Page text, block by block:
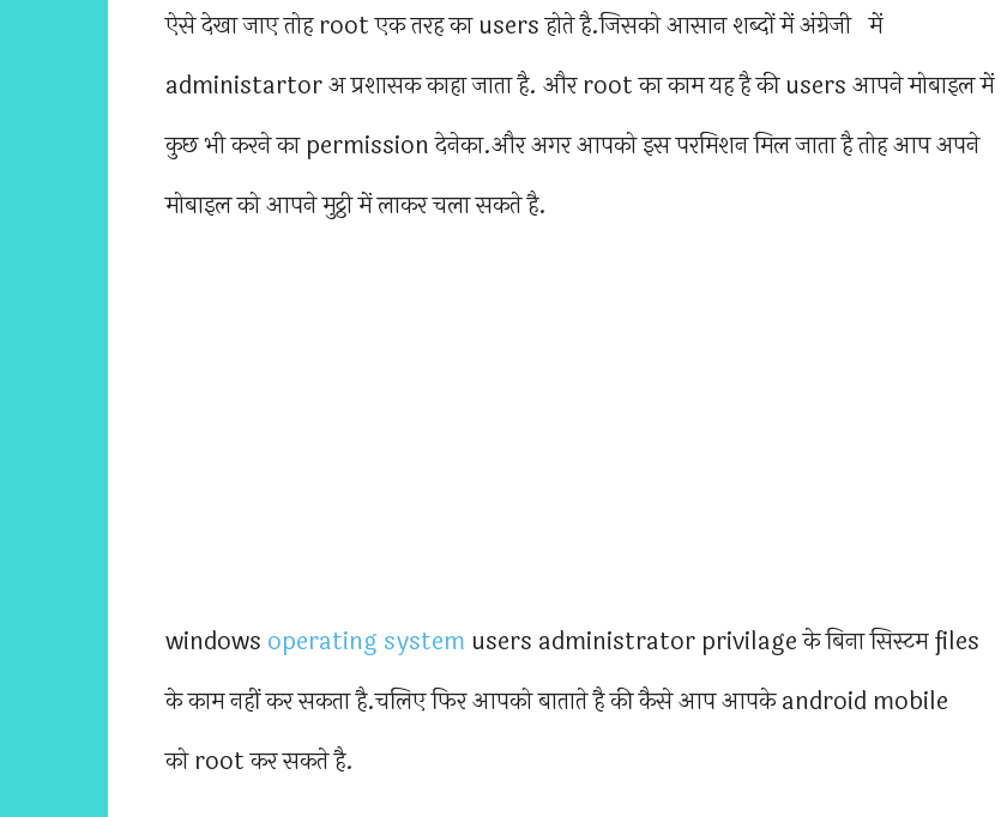
ऐसे देखा जाए तोह root एक तरह का users होते है.जिसको आसान शब्दों में अंग्रेजी में
administartor अ प्रशासक काहा जाता है. और root का काम यह है की users आपने मोबाइल में
कुछ भी करने का permission देनेका.और अगर आपको इस परमिशन मिल जाता है तोह आप अपने
मोबाइल को आपने मुट्ठी में लाकर चला सकते है.
windows operating system users administrator privilage के बिना सिस्टम files
के काम नहीं कर सकता है.चलिए फिर आपको बाताते है की कैसे आप आपके android mobile
को root कर सकते है.